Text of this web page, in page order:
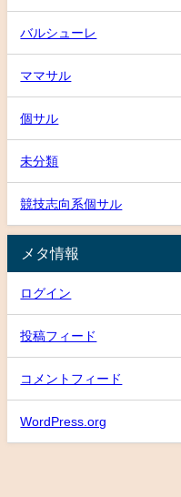
バルシューレ
ママサル
個サル
未分類
競技志向系個サル
メタ情報
ログイン
投稿フィード
コメントフィード
WordPress.org